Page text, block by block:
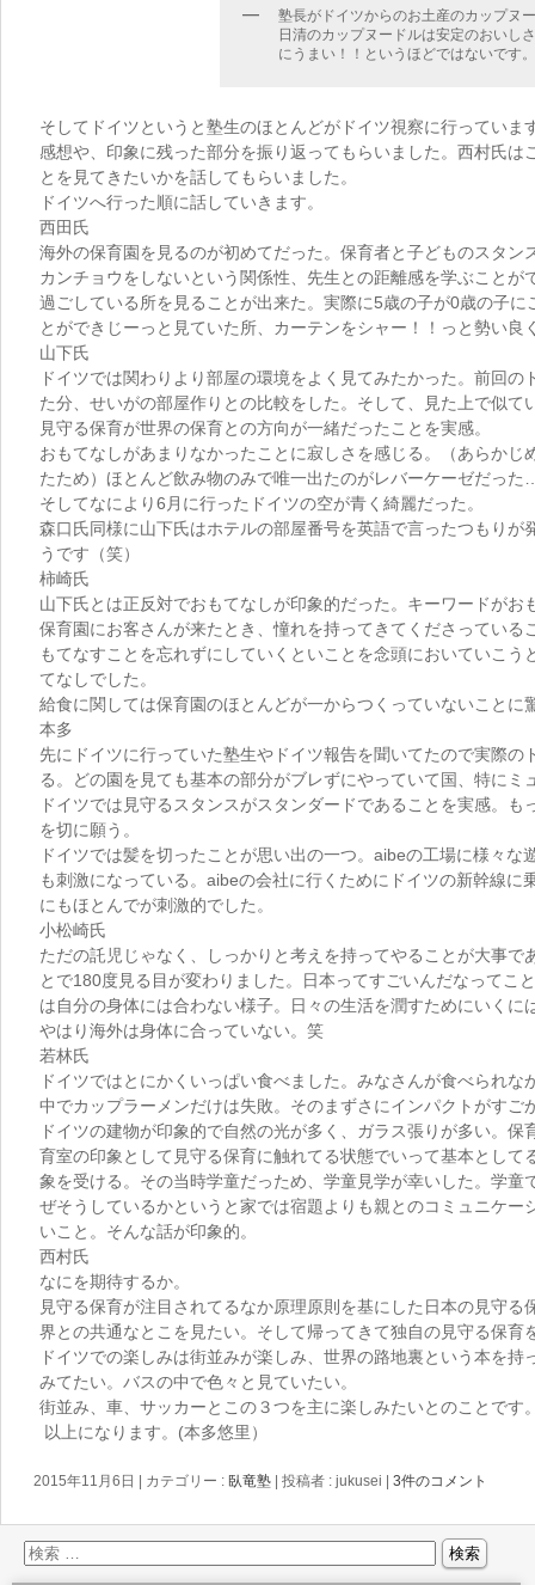
塾長がドイツからのお土産のカップヌ
日清のカップヌードルは安定のおいし
にうまい！！というほどではないです
そしてドイツというと塾生のほとんどがドイツ視察に行っていま
感想や、印象に残った部分を振り返ってもらいました。西村氏は
とを見てきたいかを話してもらいました。
ドイツへ行った順に話していきます。
西田氏
海外の保育園を見るのが初めてだった。保育者と子どものスタン
カンチョウをしないという関係性、先生との距離感を学ぶことが
過ごしている所を見ることが出来た。実際に5歳の子が0歳の子
とができじーっと見ていた所、カーテンをシャー！！っと勢い良
山下氏
ドイツでは関わりより部屋の環境をよく見てみたかった。前回
た分、せいがの部屋作りとの比較をした。そして、見た上で似て
見守る保育が世界の保育との方向が一緒だったことを実感。
おもてなしがあまりなかったことに寂しさを感じる。（あらかじ
たため）ほとんど飲み物のみで唯一出たのがレバーケーゼだった
そしてなにより6月に行ったドイツの空が青く綺麗だった。
森口氏同様に山下氏はホテルの部屋番号を英語で言ったつもりが
うです（笑）
柿崎氏
山下氏とは正反対でおもてなしが印象的だった。キーワードがお
保育園にお客さんが来たとき、憧れを持ってきてくださっている
もてなすことを忘れずにしていくといことを念頭においていこう
てなしでした。
給食に関しては保育園のほとんどが一からつくっていないことに
本多
先にドイツに行っていた塾生やドイツ報告を聞いてたので実際の
る。どの園を見ても基本の部分がブレずにやっていて国、特にミ
ドイツでは見守るスタンスがスタンダードであることを実感。
を切に願う。
ドイツでは髪を切ったことが思い出の一つ。aibeの工場に様々な
も刺激になっている。aibeの会社に行くためにドイツの新幹線に
にもほとんでが刺激的でした。
小松崎氏
ただの託児じゃなく、しっかりと考えを持ってやることが大事で
とで180度見る目が変わりました。日本ってすごいんだなってこ
は自分の身体には合わない様子。日々の生活を潤すためにいくに
やはり海外は身体に合っていない。笑
若林氏
ドイツではとにかくいっぱい食べました。みなさんが食べられ
中でカップラーメンだけは失敗。そのまずさにインパクトがすご
ドイツの建物が印象的で自然の光が多く、ガラス張りが多い。
育室の印象として見守る保育に触れてる状態でいって基本として
象を受ける。その当時学童だっため、学童見学が幸いした。学童
ぜそうしているかというと家では宿題よりも親とのコミュニケー
いこと。そんな話が印象的。
西村氏
なにを期待するか。
見守る保育が注目されてるなか原理原則を基にした日本の見守る
界との共通なとこを見たい。そして帰ってきて独自の見守る保育
ドイツでの楽しみは街並みが楽しみ、世界の路地裏という本を
みてたい。バスの中で色々と見ていたい。
街並み、車、サッカーとこの３つを主に楽しみたいとのことです
以上になります。(本多悠里）
2015年11月6日 カテゴリー : 臥竜塾 |投稿者 : jukusei |3件のコメント